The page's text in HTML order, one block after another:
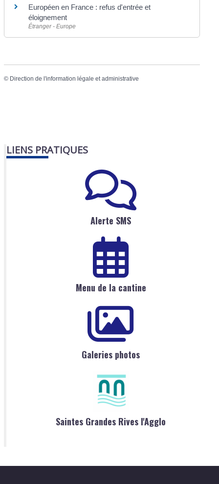
Européen en France : refus d'entrée et
éloignement
Étranger - Europe
© Direction de l'information légale et administrative
LIENS PRATIQUES
Alerte SMS
Menu de la cantine
Galeries photos
Saintes Grandes Rives l'Agglo